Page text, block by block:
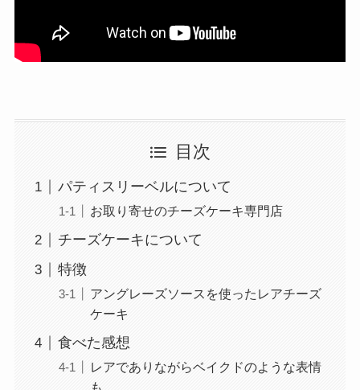
目次
パティスリーベルについて
お取り寄せのチーズケーキ専門店
チーズケーキについて
特徴
アングレーズソースを使ったレアチーズ
ケーキ
食べた感想
レアでありながらベイクドのような表情
も